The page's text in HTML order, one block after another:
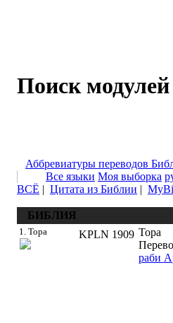
Поиск
Аббревиатуры переводов
Все языки Моя выборка
ВСЁ | Цитата из Библии |
БИБЛИЯ
1. Тора KPLN 1909 Тора
раби